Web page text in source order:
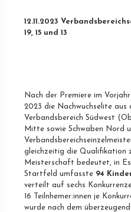
12.11.2023
19, 15 und 13
Nach der Premiere im
2023 die Nachwuchselite aus
Verbandsbereich Südwest
Mitte sowie Schwaben Nord
gleichzeitig die Qualifikation
Meisterschaft bedeutet, in
Startfeld umfasste 94
verteilt auf sechs
16 Teilnhemer:innen je
wurde nach dem